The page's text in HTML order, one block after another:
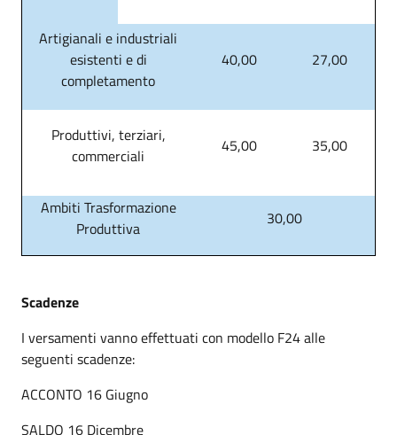
Artigianali e industriali
esistenti e di
completamento
40,00 27,00
Produttivi, terziari,
commerciali
45,00 35,00
Ambiti Trasformazione
Produttiva
30,00
Scadenze
I versamenti vanno effettuati con modello F24 alle
seguenti scadenze:
ACCONTO 16 Giugno
SALDO 16 Dicembre